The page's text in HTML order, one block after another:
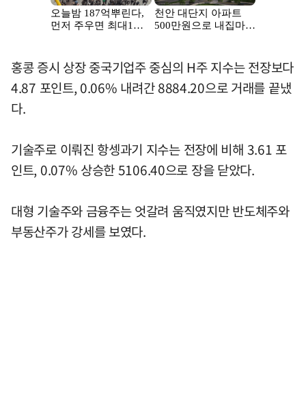
홍콩 증시 상장 중국기업주 중심의 H주 지수는 전장보다
4.87 포인트, 0.06% 내려간 8884.20으로 거래를 끝냈
다.
기술주로 이뤄진 항셍과기 지수는 전장에 비해 3.61 포
인트, 0.07% 상승한 5106.40으로 장을 닫았다.
대형 기술주와 금융주는 엇갈려 움직였지만 반도체주와
부동산주가 강세를 보였다.